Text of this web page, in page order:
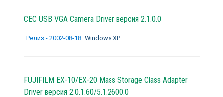
CEC USB VGA Camera Driver версия 2.1.0.0
Релиз - 2002-08-18 Windows XP
FUJIFILM EX-10/EX-20 Mass Storage Class Adapter
Driver версия 2.0.1.60/5.1.2600.0